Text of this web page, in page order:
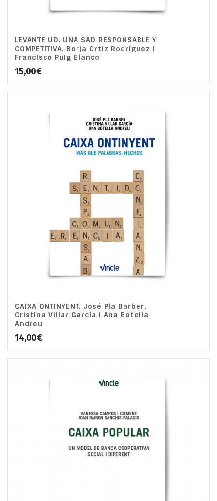
LEVANTE UD. UNA SAD RESPONSABLE Y
COMPETITIVA. Borja Ortiz Rodríguez i
Francisco Puig Blanco
15,00€
CAIXA ONTINYENT. José Pla Barber,
Cristina Villar García i Ana Botella
Andreu
14,00€